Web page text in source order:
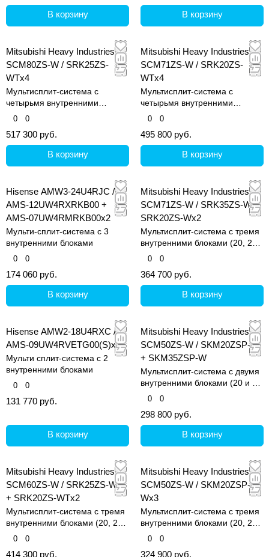
В корзину В корзину
Mitsubishi Heavy Industries
SCM80ZS-W / SRK25ZS-
WTx4
Мультисплит-система с
четырьмя внутренними
блоками (25, 25, 25 и 25 кв.м)
0 0
517 300 руб.
В корзину
Mitsubishi Heavy Industries
SCM71ZS-W / SRK20ZS-
WTx4
Мультисплит-система с
четырьмя внутренними
блоками (20, 20, 20 и 20 кв.м)
0 0
495 800 руб.
В корзину
Hisense AMW3-24U4RJC /
AMS-12UW4RXRKB00 +
AMS-07UW4RMRKB00x2
Мульти-сплит-система с 3
внутренними блоками
0 0
174 060 руб.
В корзину
Mitsubishi Heavy Industries
SCM71ZS-W / SRK35ZS-W +
SRK20ZS-Wx2
Мультисплит-система с тремя
внутренними блоками (20, 20
и 35 кв.м)
0 0
364 700 руб.
В корзину
Hisense AMW2-18U4RXC /
AMS-09UW4RVETG00(S)x2
Мульти сплит-система с 2
внутренними блоками
0 0
131 770 руб.
В корзину
Mitsubishi Heavy Industries
SCM50ZS-W / SKM20ZSP-W
+ SKM35ZSP-W
Мультисплит-система с двумя
внутренними блоками (20 и 35
кв.м)
0 0
298 800 руб.
В корзину
Mitsubishi Heavy Industries
SCM60ZS-W / SRK25ZS-WT
+ SRK20ZS-WTx2
Мультисплит-система с тремя
внутренними блоками (20, 20
и 25 кв.м)
0 0
414 300 руб.
Mitsubishi Heavy Industries
SCM50ZS-W / SKM20ZSP-
Wx3
Мультисплит-система с тремя
внутренними блоками (20, 20
и 20 кв.м)
0 0
324 900 руб.